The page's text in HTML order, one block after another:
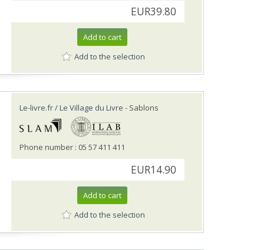
EUR39.80
Add to cart
Add to the selection
Le-livre.fr / Le Village du Livre - Sablons
Phone number : 05 57 411 411
EUR14.90
Add to cart
Add to the selection